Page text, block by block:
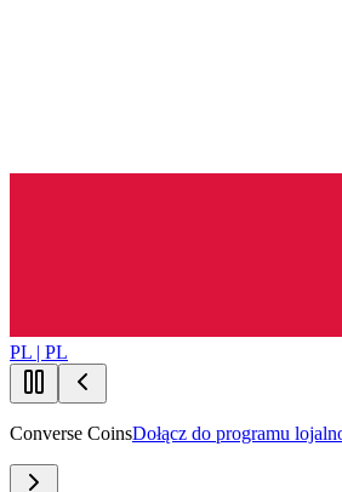
PL | PL
Converse CoinsDołącz do programu